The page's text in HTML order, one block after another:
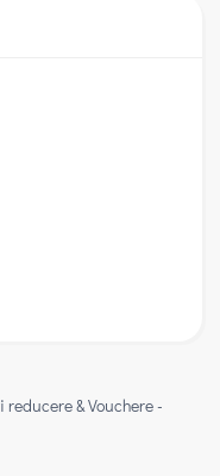
reducere & Vouchere -